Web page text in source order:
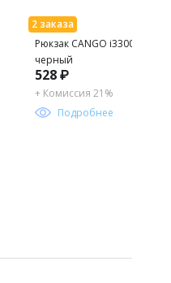
Рюкзак CANGO i3300
черный
528₽
+ Комиссия 21%
Подробнее